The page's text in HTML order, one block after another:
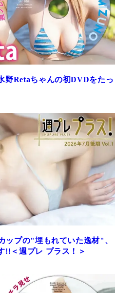
野Retaちゃんの初DVDをたっ
ップの"埋もれていた逸材"、
!!＜週プレ プラス！＞